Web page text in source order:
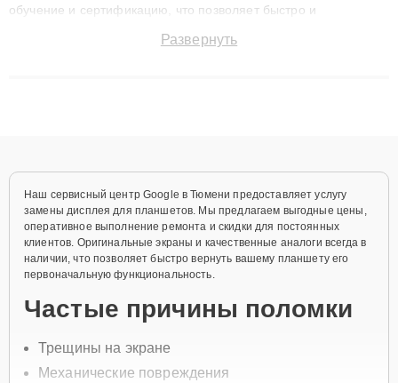
обучение и сертификацию, что позволяет быстро и
сохранением гарантии до 3 лет. Наши мастера решают
Развернуть
Наш сервисный центр Google в Тюмени предоставляет услугу
замены дисплея для планшетов. Мы предлагаем выгодные цены,
оперативное выполнение ремонта и скидки для постоянных
клиентов. Оригинальные экраны и качественные аналоги всегда в
наличии, что позволяет быстро вернуть вашему планшету его
первоначальную функциональность.
Частые причины поломки
Трещины на экране
Механические повреждения